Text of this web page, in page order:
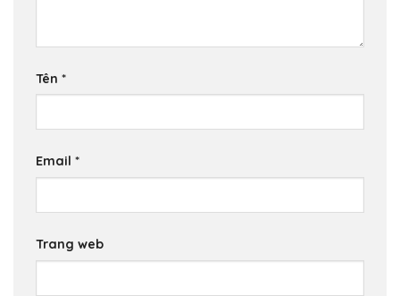
Tên *
Email *
Trang web